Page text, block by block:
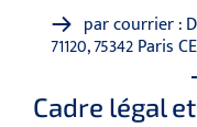
par courrier :
71120, 75342 Paris
Cadre légal